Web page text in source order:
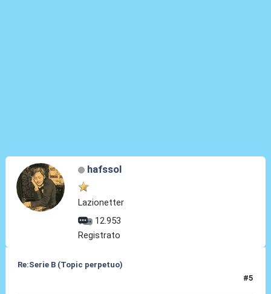
hafssol
Lazionetter
12.953
Registrato
Re:Serie B (Topic perpetuo)
#5